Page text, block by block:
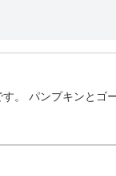
。 パンプキンと